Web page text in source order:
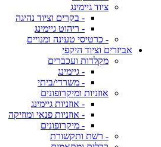
ציוד גיימינג
- בקרים וציוד נהיגה
- ריהוט גיימינג
- כרטיסי טעינה ומנויים
אביזרים וציוד היקפי
מקלדות ועכברים
- גיימינג
- משרדי/ביתי
אוזניות ומיקרופונים
- אוזניות גיימינג
- אוזניות פנאי ומוזיקה
- מיקרופונים
- רשת ותקשורת